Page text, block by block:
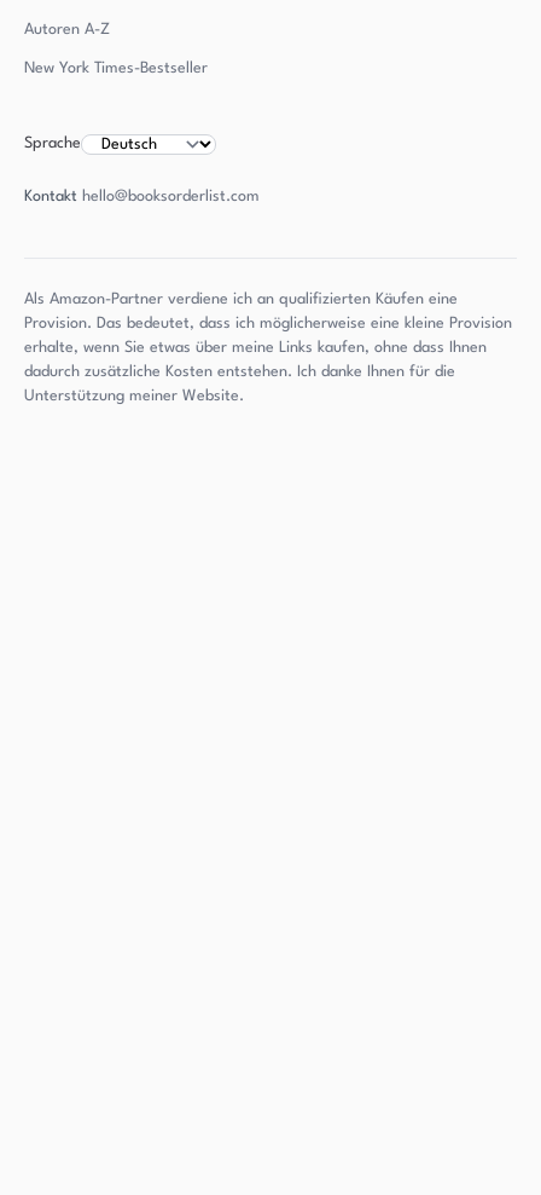
Autoren A-Z
New York Times-Bestseller
Sprache
Kontakt hello@booksorderlist.com
Als Amazon-Partner verdiene ich an qualifizierten Käufen eine
Provision. Das bedeutet, dass ich möglicherweise eine kleine Provision
erhalte, wenn Sie etwas über meine Links kaufen, ohne dass Ihnen
dadurch zusätzliche Kosten entstehen. Ich danke Ihnen für die
Unterstützung meiner Website.